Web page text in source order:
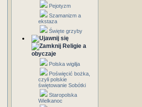
Pejotyzm
Szamanizm a
ekstaza
Święte grzyby
Religie a
obyczaje
Polska wigilja
Poświęcić bożka,
czyli polskie
świętowanie Sobótki
Staropolska
Wielkanoc